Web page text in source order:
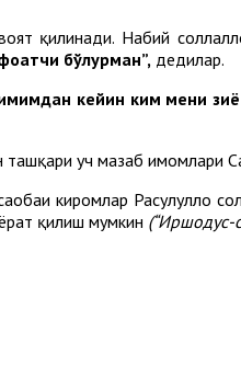
қилинади. Набий
бўлурман”, дедилар.
кейин ким мени
ташқари уч мазҳаб имомлари
киромлар Расулуллоҳ
қилиш мумкин (“Иршодус-